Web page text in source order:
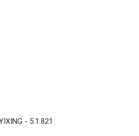
- 5.1.821